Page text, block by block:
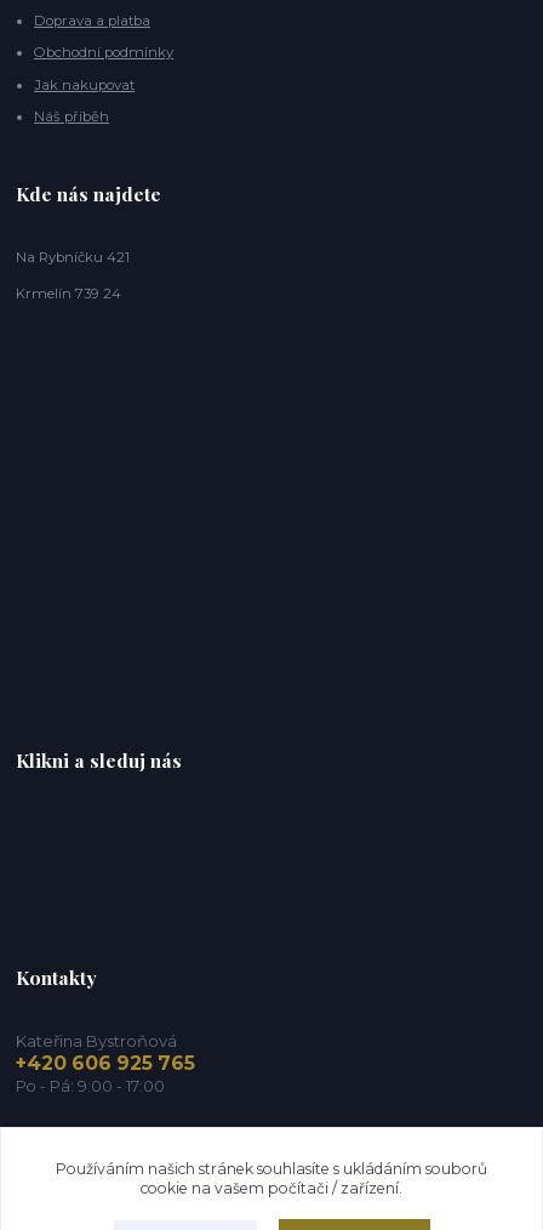
Doprava a platba
Obchodní podmínky
Jak nakupovat
Náš příběh
Kde nás najdete
Na Rybníčku 421
Krmelín 739 24
Klikni a sleduj nás
Kontakty
Kateřina Bystroňová
+420 606 925 765
Po - Pá: 9:00 - 17:00
Používáním našich stránek souhlasíte s ukládáním souborů
cookie na vašem počítači / zařízení.